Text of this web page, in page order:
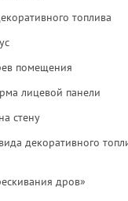
топлива
помещения
лицевой панели
стену
декоративного
дров»